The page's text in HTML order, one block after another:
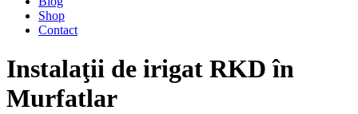
Shop
Contact
Instalaţii de irigat RKD în
Murfatlar